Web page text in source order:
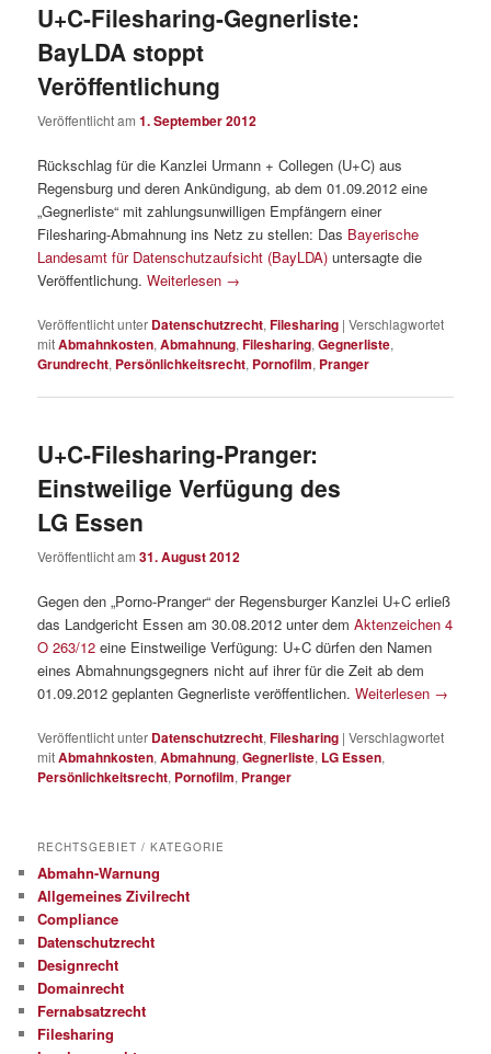
U+C-Filesharing-Gegnerliste:
BayLDA stoppt
Veröffentlichung
Veröffentlicht am1. September 2012
Rückschlag für die Kanzlei Urmann + Collegen (U+C) aus
Regensburg und deren Ankündigung, ab dem 01.09.2012 eine
„Gegnerliste“ mit zahlungsunwilligen Empfängern einer
Filesharing-Abmahnung ins Netz zu stellen: Das Bayerische
Landesamt für Datenschutzaufsicht (BayLDA) untersagte die
Veröffentlichung.Weiterlesen →
Veröffentlicht unter Datenschutzrecht,Filesharing |Verschlagwortet
mitAbmahnkosten,Abmahnung,Filesharing,Gegnerliste,
Grundrecht, Persönlichkeitsrecht, Pornofilm, Pranger
U+C-Filesharing-Pranger:
Einstweilige Verfügung des
LG Essen
Veröffentlicht am31. August 2012
Gegen den „Porno-Pranger“ der Regensburger Kanzlei U+C erließ
das Landgericht Essen am 30.08.2012 unter demAktenzeichen 4
O 263/12eine Einstweilige Verfügung: U+C dürfen den Namen
eines Abmahnungsgegners nicht auf ihrer für die Zeit ab dem
01.09.2012 geplanten Gegnerliste veröffentlichen.Weiterlesen →
Veröffentlicht unter Datenschutzrecht,Filesharing |Verschlagwortet
mitAbmahnkosten,Abmahnung,Gegnerliste, LG Essen,
Persönlichkeitsrecht, Pornofilm, Pranger
RECHTSGEBIET / KATEGORIE
Abmahn-Warnung
Allgemeines Zivilrecht
Compliance
Datenschutzrecht
Designrecht
Domainrecht
Fernabsatzrecht
Filesharing